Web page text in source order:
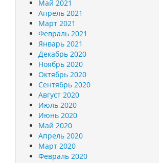
Май 2021
Апрель 2021
Март 2021
Февраль 2021
Январь 2021
Декабрь 2020
Ноябрь 2020
Октябрь 2020
Сентябрь 2020
Август 2020
Июль 2020
Июнь 2020
Май 2020
Апрель 2020
Март 2020
Февраль 2020